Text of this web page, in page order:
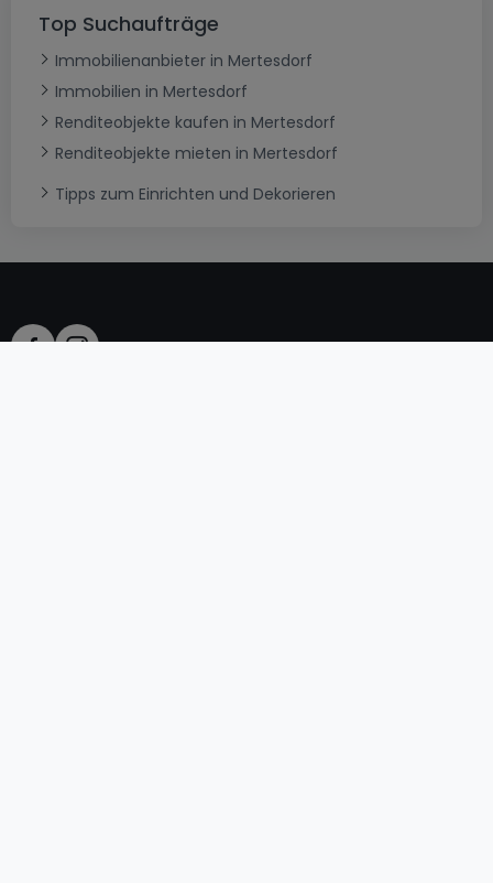
Top Suchaufträge
Immobilienanbieter in Mertesdorf
Immobilien in Mertesdorf
Renditeobjekte kaufen in Mertesdorf
Renditeobjekte mieten in Mertesdorf
Tipps zum Einrichten und Dekorieren